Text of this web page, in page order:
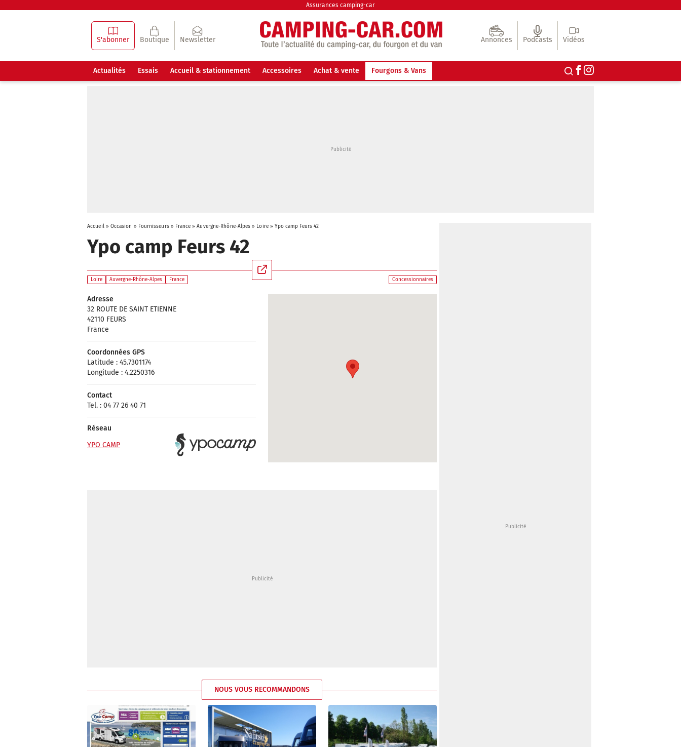
Assurances camping-car
S'abonner Boutique Newsletter Annonces Podcasts Vidéos
Actualités Essais Accueil & stationnement Accessoires Achat & vente Fourgons & Vans
Accueil» Occasion » Fournisseurs» France »Auvergne-Rhône-Alpes » Loire» Ypo camp Feurs 42
Ypo camp Feurs 42
Loire Auvergne-Rhône-Alpes France Concessionnaires
Adresse
32 ROUTE DE SAINT ETIENNE
42110 FEURS
France
Coordonnées GPS
Latitude : 45.7301174
Longitude : 4.2250316
Contact
Tel. : 04 77 26 40 71
Réseau
YPO CAMP
NOUS VOUS RECOMMANDONS